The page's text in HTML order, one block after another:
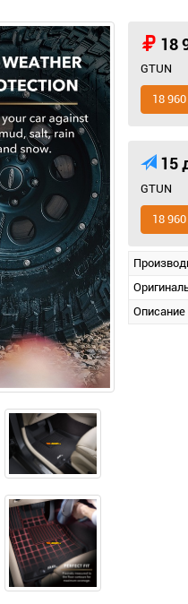
18
GTUN
18
15
GTUN
18
Описание